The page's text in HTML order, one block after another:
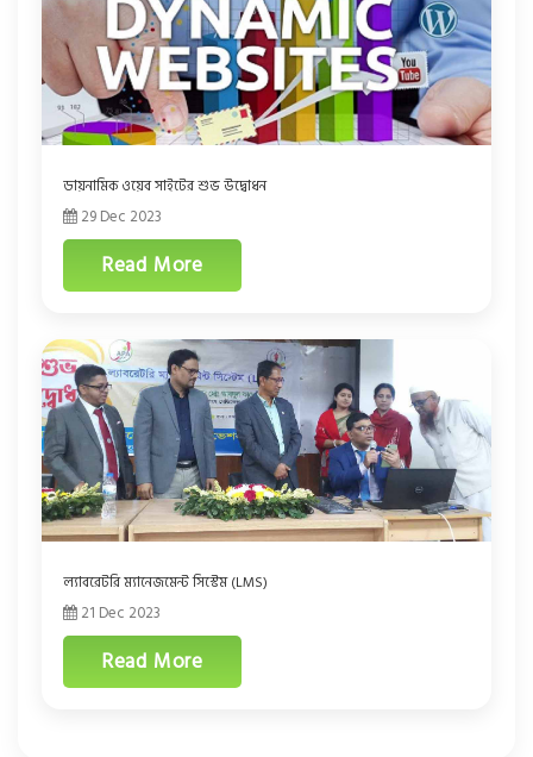
ডায়নামিক ওয়েব সাইটের শুভ উদ্বোধন
29 Dec 2023
Read More
ল্যাবরেটরি ম্যানেজমেন্ট সিস্টেম (LMS)
21 Dec 2023
Read More